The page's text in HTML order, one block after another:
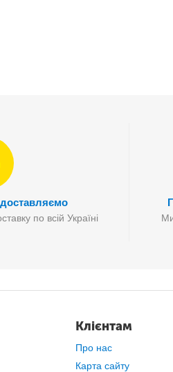
по всій Україні
Клієнтам
Про нас
Карта сайту